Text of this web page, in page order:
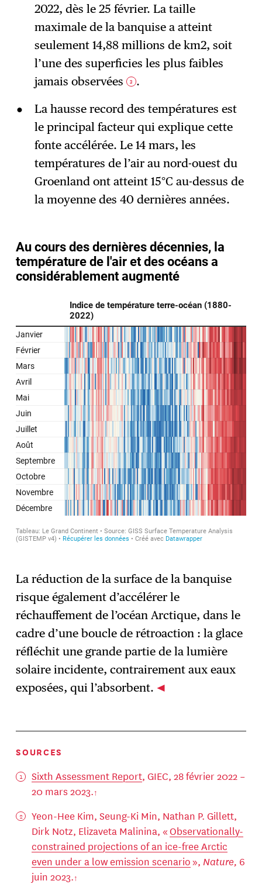
2022, dès le 25 février. La taille
maximale de la banquise a atteint
seulement 14,88 millions de km2, soit
l’une des superficies les plus faibles
jamais observées
3 .
La hausse record des températures est
le principal facteur qui explique cette
fonte accélérée. Le 14 mars, les
températures de l’air au nord-ouest du
Groenland ont atteint 15°C au-dessus de
la moyenne des 40 dernières années.
La réduction de la surface de la banquise
risque également d’accélérer le
réchauffement de l’océan Arctique, dans le
cadre d’une boucle de rétroaction : la glace
réfléchit une grande partie de la lumière
solaire incidente, contrairement aux eaux
exposées, qui l’absorbent.
SOURCES
Sixth Assessment Report, GIEC, 28 février 2022 –
20 mars 2023.
Yeon-Hee Kim, Seung-Ki Min, Nathan P. Gillett,
Dirk Notz, Elizaveta Malinina, «Observationally-
constrained projections of an ice-free Arctic
even under a low emission scenario», Nature, 6
juin 2023.